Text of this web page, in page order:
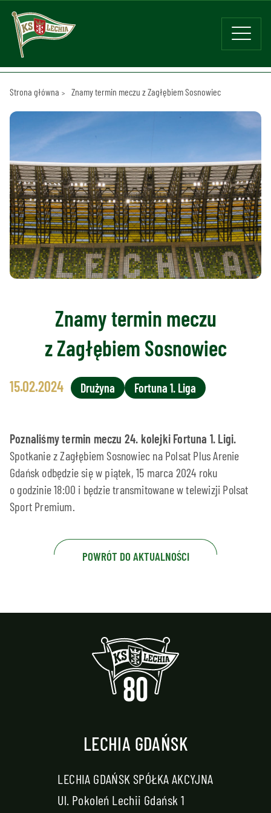
Strona główna Znamy termin meczu z Zagłębiem Sosnowiec
Znamy termin meczu
z Zagłębiem Sosnowiec
15.02.2024 Drużyna Fortuna 1. Liga
Poznaliśmy termin meczu 24. kolejki Fortuna 1. Ligi.
Spotkanie z Zagłębiem Sosnowiec na Polsat Plus Arenie
Gdańsk odbędzie się w piątek, 15 marca 2024 roku
o godzinie 18:00 i będzie transmitowane w telewizji Polsat
Sport Premium.
POWRÓT DO AKTUALNOŚCI
LECHIA GDAŃSK
LECHIA GDAŃSK SPÓŁKA AKCYJNA
Ul. Pokoleń Lechii Gdańsk 1